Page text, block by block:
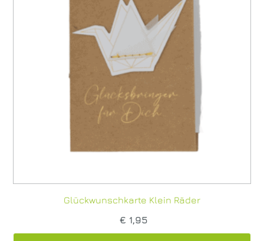
Glückwunschkarte Klein Räder
€ 1,95